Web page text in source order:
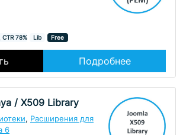
CTR 78% Lib Free
Подробнее
/ X509 Library
, Расширения для
6